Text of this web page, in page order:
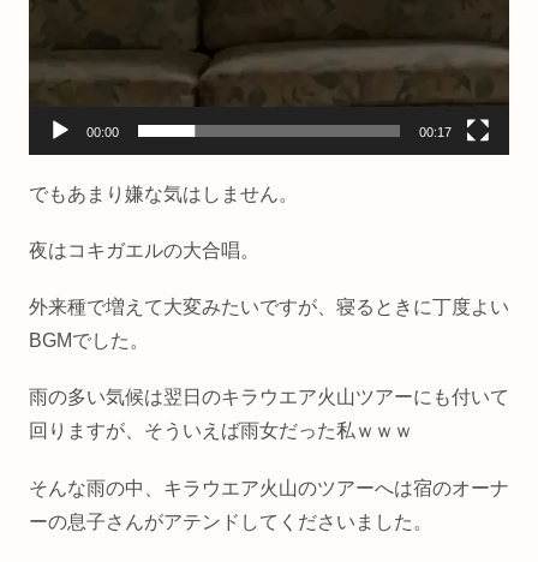
00:00 00:17
でもあまり嫌な気はしません。
夜はコキガエルの大合唱。
外来種で増えて大変みたいですが、寝るときに丁度よい
BGMでした。
雨の多い気候は翌日のキラウエア火山ツアーにも付いて
回りますが、そういえば雨女だった私ｗｗｗ
そんな雨の中、キラウエア火山のツアーへは宿のオーナ
ーの息子さんがアテンドしてくださいました。